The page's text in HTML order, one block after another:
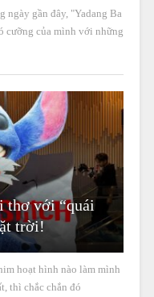
ngày gần đây, "Yadang Ba
cưỡng của mình với những
thơ với “quái
trời!
hoạt hình nào làm mình
thì chắc chắn đó